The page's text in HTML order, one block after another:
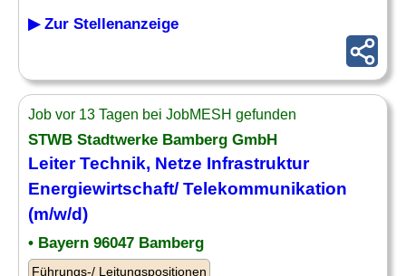
▶ Zur Stellenanzeige
Job vor 13 Tagen bei JobMESH gefunden
STWB Stadtwerke Bamberg GmbH
Leiter Technik, Netze Infrastruktur
Energiewirtschaft/ Telekommunikation
(m/w/d)
• Bayern 96047 Bamberg
Führungs-/ Leitungspositionen